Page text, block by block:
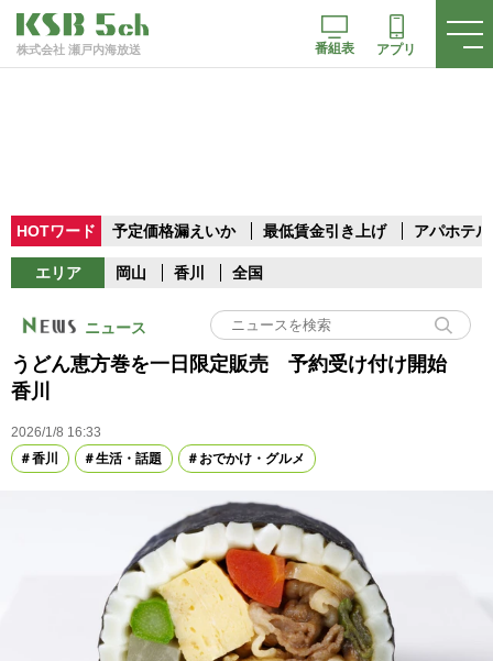
株式会社 瀬戸内海放送 番組表 アプリ
HOTワード 予定価格漏えいか 最低賃金引き上げ アパホテル
エリア 岡山 香川 全国
ニュース
うどん恵方巻を一日限定販売 予約受け付け開始
香川
2026/1/8 16:33
香川
生活・話題 おでかけ・グルメ